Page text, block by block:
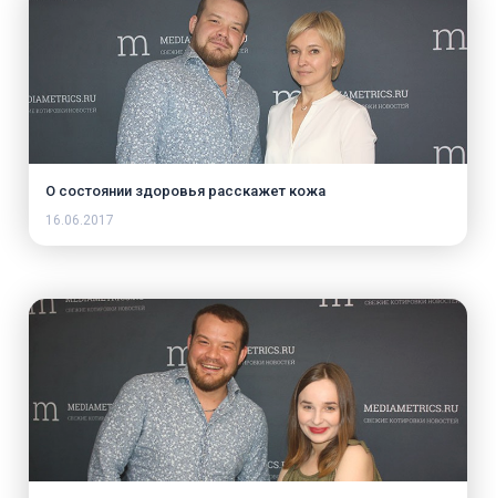
О состоянии здоровья расскажет кожа
16.06.2017